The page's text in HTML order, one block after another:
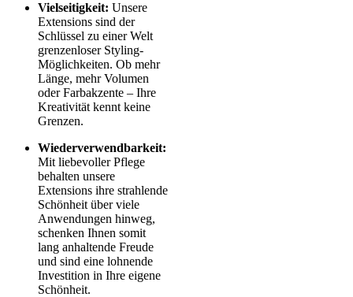
Vielseitigkeit: Unsere
Extensions sind der
Schlüssel zu einer Welt
grenzenloser Styling-
Möglichkeiten. Ob mehr
Länge, mehr Volumen
oder Farbakzente – Ihre
Kreativität kennt keine
Grenzen.
Wiederverwendbarkeit:
Mit liebevoller Pflege
behalten unsere
Extensions ihre strahlende
Schönheit über viele
Anwendungen hinweg,
schenken Ihnen somit
lang anhaltende Freude
und sind eine lohnende
Investition in Ihre eigene
Schönheit.